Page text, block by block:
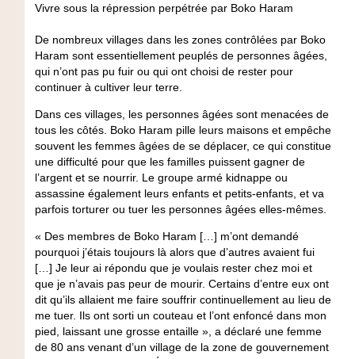
Vivre sous la répression perpétrée par Boko Haram
De nombreux villages dans les zones contrôlées par Boko
Haram sont essentiellement peuplés de personnes âgées,
qui n’ont pas pu fuir ou qui ont choisi de rester pour
continuer à cultiver leur terre.
Dans ces villages, les personnes âgées sont menacées de
tous les côtés. Boko Haram pille leurs maisons et empêche
souvent les femmes âgées de se déplacer, ce qui constitue
une difficulté pour que les familles puissent gagner de
l’argent et se nourrir. Le groupe armé kidnappe ou
assassine également leurs enfants et petits-enfants, et va
parfois torturer ou tuer les personnes âgées elles-mêmes.
« Des membres de Boko Haram […] m’ont demandé
pourquoi j’étais toujours là alors que d’autres avaient fui
[…] Je leur ai répondu que je voulais rester chez moi et
que je n’avais pas peur de mourir. Certains d’entre eux ont
dit qu’ils allaient me faire souffrir continuellement au lieu de
me tuer. Ils ont sorti un couteau et l’ont enfoncé dans mon
pied, laissant une grosse entaille », a déclaré une femme
de 80 ans venant d’un village de la zone de gouvernement